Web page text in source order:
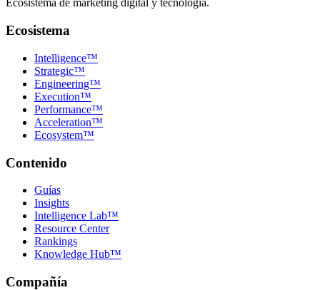
Ecosistema de marketing digital y tecnología.
Ecosistema
Intelligence™
Strategic™
Engineering™
Execution™
Performance™
Acceleration™
Ecosystem™
Contenido
Guías
Insights
Intelligence Lab™
Resource Center
Rankings
Knowledge Hub™
Compañía